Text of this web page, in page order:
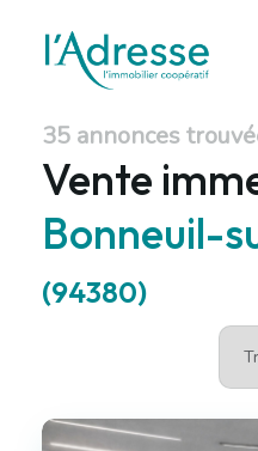
35 annonces
Vente
Bonneuil-
(94380)